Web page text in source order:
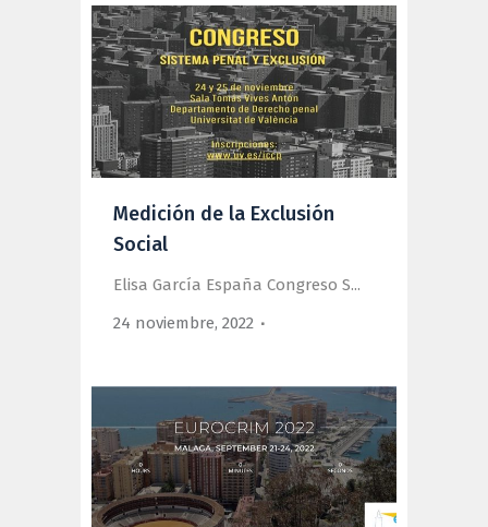
Medición de la Exclusión
Social
Elisa García España Congreso S...
24 noviembre, 2022